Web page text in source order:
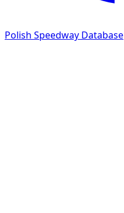
Polish Speedway Database